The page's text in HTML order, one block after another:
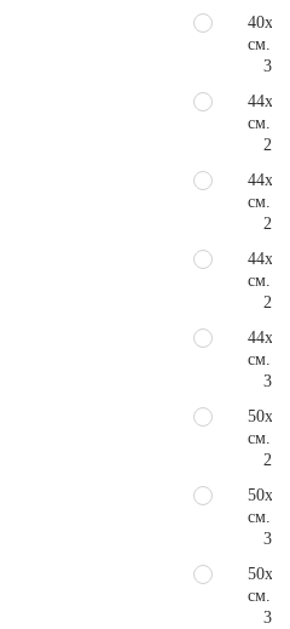
см.
44х80
см.
см.
см.
см.
50х80
см.
см.
см.